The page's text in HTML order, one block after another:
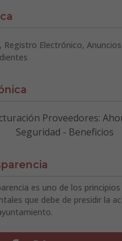
Registro Electrónico,
Proveedores:
Seguridad - Beneficios
es uno de los principios
que debe de presidir la